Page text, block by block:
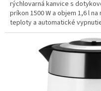
rýchlovarná kanvice s
príkon 1500 W a objem 1,6 l
teploty a automatické